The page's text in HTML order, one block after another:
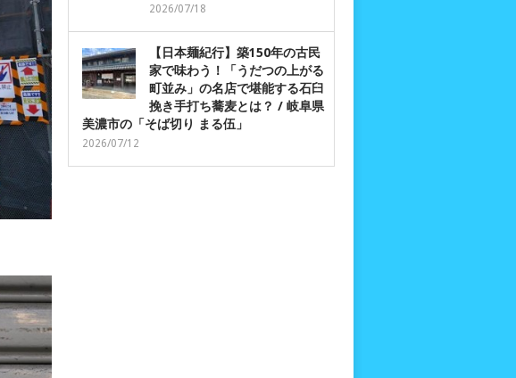
2026/07/18
【日本麺紀行】築150年の古民
家で味わう！「うだつの上がる
町並み」の名店で堪能する石臼
挽き手打ち蕎麦とは？ / 岐阜県
美濃市の「そば切り まる伍」
2026/07/12